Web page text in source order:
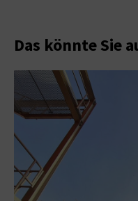
Das könnte Sie